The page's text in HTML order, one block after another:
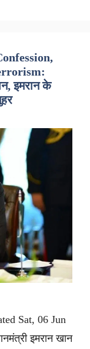
इमरान के
Sat, 06 Jun
इमरान खान